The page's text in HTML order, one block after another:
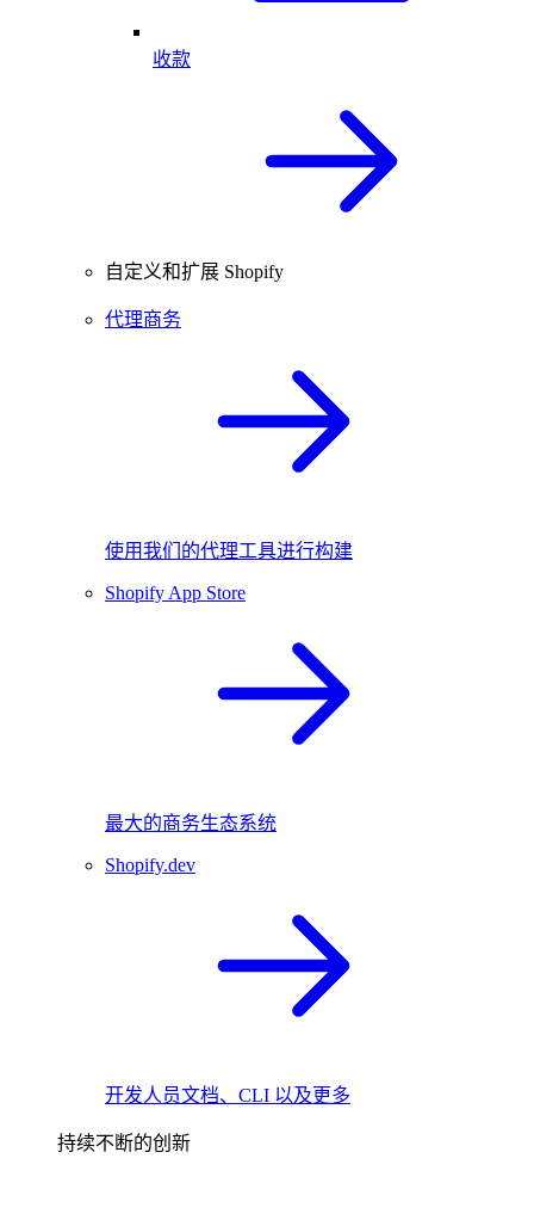
收款
自定义和扩展 Shopify
代理商务
使用我们的代理工具进行构建
Shopify App Store
最大的商务生态系统
Shopify.dev
开发人员文档、CLI 以及更多
持续不断的创新